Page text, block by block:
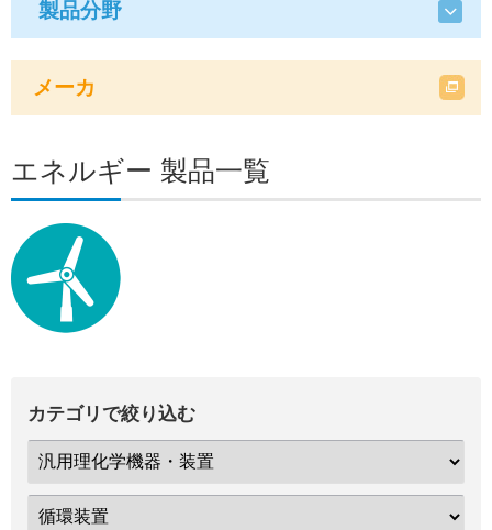
製品分野
メーカ
エネルギー 製品一覧
カテゴリで絞り込む